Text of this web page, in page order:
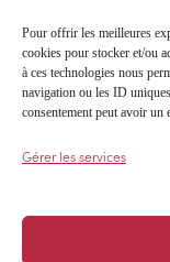
Pour offrir les meilleures
cookies pour stocker et/ou
à ces technologies nous
navigation ou les ID
consentement peut avoir un
Gérer les servicesimport